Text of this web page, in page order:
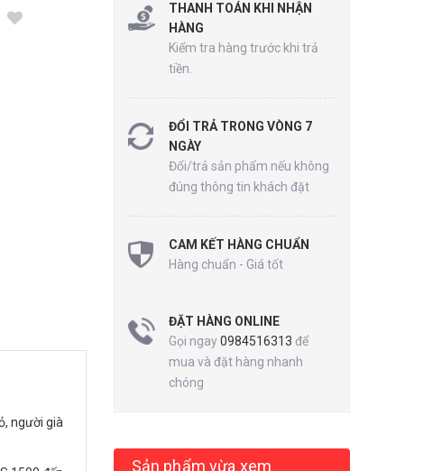
người già
THANH TOÁN KHI NHẬN
HÀNG
Kiểm tra hàng trước khi trả
tiền.
ĐỔI TRẢ TRONG VÒNG 7
NGÀY
Đổi/trả sản phẩm nếu không
đúng thông tin khách đặt
CAM KẾT HÀNG CHUẨN
Hàng chuẩn - Giá tốt
ĐẶT HÀNG ONLINE
Gọi ngay0984516313 để
mua và đặt hàng nhanh
chóng
Sản phẩm vừa xem